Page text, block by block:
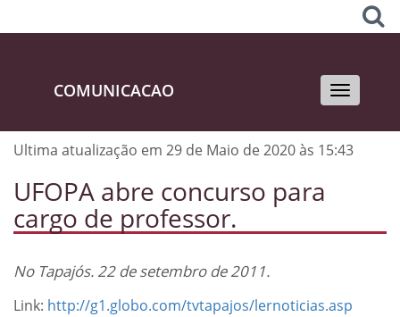
Toggle
COMUNICACAO
Ultima atualização em 29 de Maio de 2020 às 15:43
UFOPA abre concurso para
cargo de professor.
No Tapajós. 22 de setembro de 2011.
Link: http://g1.globo.com/tvtapajos/lernoticias.asp